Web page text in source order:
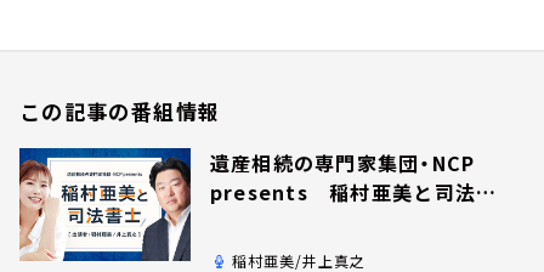
この記事の番組情報
遺産相続の専門家集団・NCP
presents 稲村亜美と司法書
稲村亜美/井上真之